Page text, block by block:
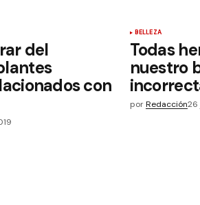
del
con
BELLEZA
Todas
nuestro
por Redacción26